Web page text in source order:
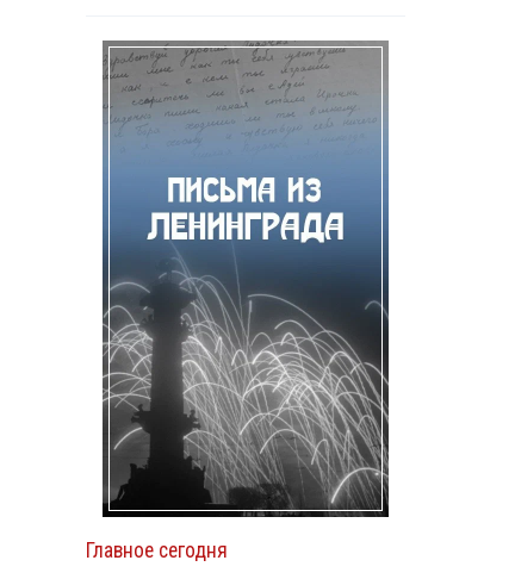
Главное сегодня